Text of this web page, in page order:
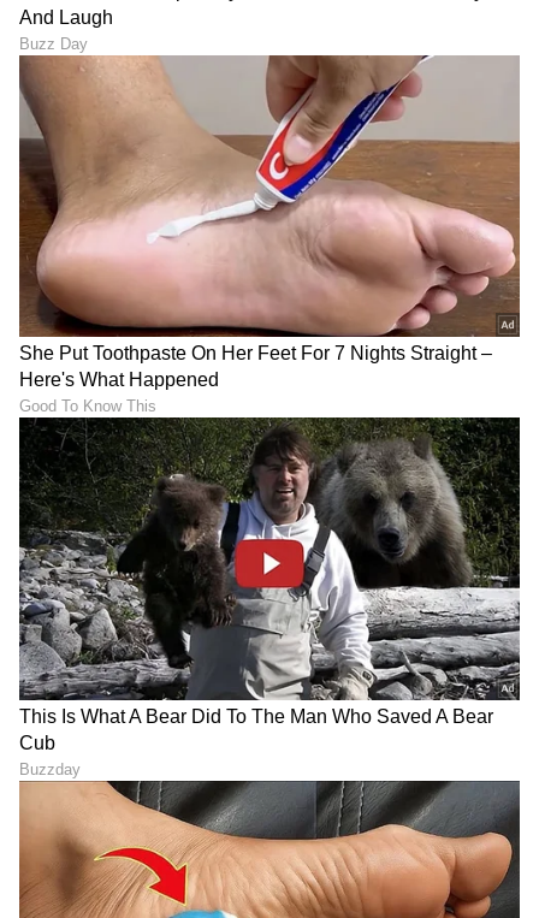
RECOMMENDED STORIES
Panchayat Season 5 Release
Buzz: ಮತ್ತೆ ಶುರುವಾಗಲಿದೆ
ಗ್ರಾಮ ರಾಜಕೀಯದ ಮಜಾ
'ಸೋನು ಗೌಡ ನಿನ್ನ ವಿಡಿಯೋ
ನನ್ ಹತ್ರ ಇದೆ' ಎಂದವನಿಗೆ ನಟಿ
ಕೊಟ್ಟ ಉತ್ತರ ಏನು? ವೈರಲ್​
ಆಯ್ತು ನೋಡಿ
Be Careful: ಫ್ಯಾಮಿಲಿ ಜೊತೆ ಈ
ಸಿನಿಮಾ ನೋಡ್ಬೇಡಿ, ಒಬ್ಬರೇ
ನೋಡೋದು ಕೂಡ ಡೇಂಜರ್..
ಹುಶಾರ್!
ಕನ್ನಡಿಗ ಅಂತ ಹೇಳ್ಕೋಳೋಕೆ
ನಾಚಿಕೆ ಆಗುತ್ತೆ, ಬಿಗ್ ಬಾಸ್ ಕನ್ನಡ
ಶೋನ ಮಣ್ಣಿನ ಮಗ; ಮೈಕೆಲ್
ಅಜಯ್
LATEST VIDEOS
"ರಾಜಕೀಯ ಬೇಡ, ಸಿನಿಮಾನೇ ಪ್ರಾಣ":
ಕನಕೋತ್ಸವದಲ್ಲಿ ರಿಷಬ್ ಶೆಟ್ಟಿ | Rishab
Shetty speech | Suvarna News
ಶೇ.50 ರಿಂದ ಶೇ.18 ಕ್ಕೆ TAX ಇಳಿಕೆ: ಮೋದಿ-